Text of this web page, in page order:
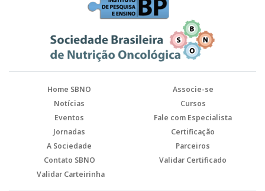
Home SBNO
Associe-se
Notícias
Cursos
Eventos
Fale com Especialista
Jornadas
Certificação
A Sociedade
Parceiros
Contato SBNO
Validar Certificado
Validar Carteirinha